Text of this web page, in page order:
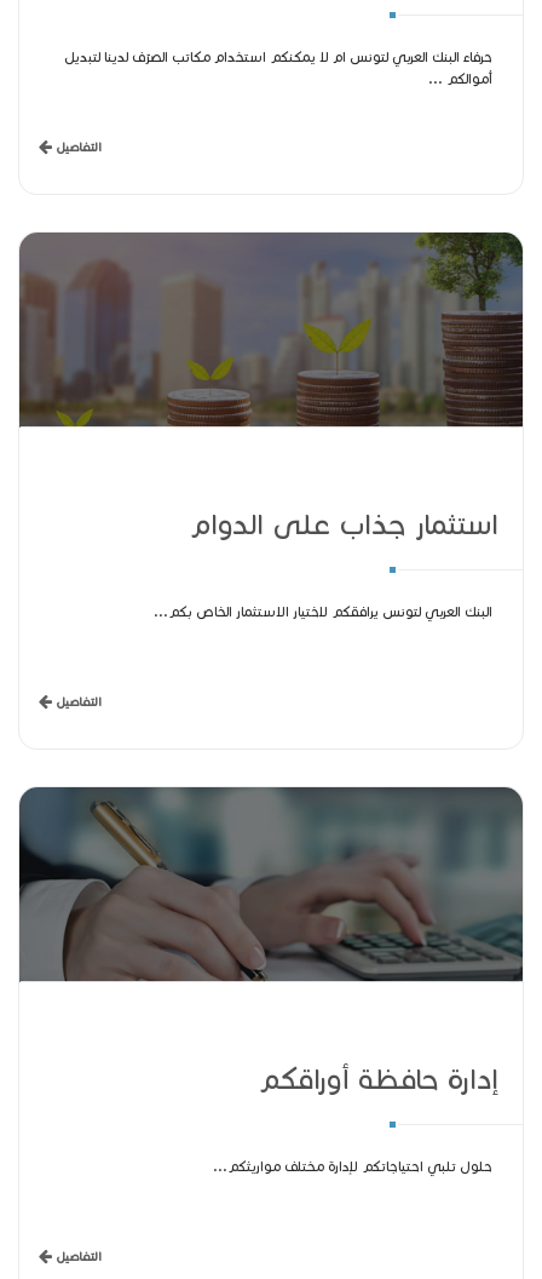
حرفاء البنك العربي لتونس ام لا يمكنكم استخدام مكاتب الصرّف لدينا لتبديل
أموالكم ...
التفاصيل
استثمار جذاب على الدوام
البنك العربي لتونس يرافقكم لاختيار الاستثمار الخاص بكم...
التفاصيل
إدارة حافظة أوراقكم
حلول تلبي احتياجاتكم لإدارة مختلف مواريثكم...
التفاصيل